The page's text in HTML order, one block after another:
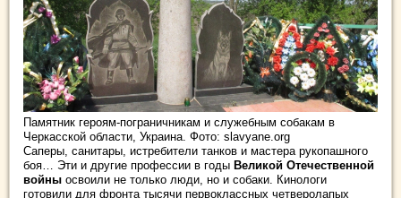
Памятник героям-пограничникам и служебным собакам в
Черкасской области, Украина. Фото: slavyane.org
Саперы, санитары, истребители танков и мастера рукопашного
боя… Эти и другие профессии в годы Великой Отечественной
войны освоили не только люди, но и собаки. Кинологи
готовили для фронта тысячи первоклассных четверолапых